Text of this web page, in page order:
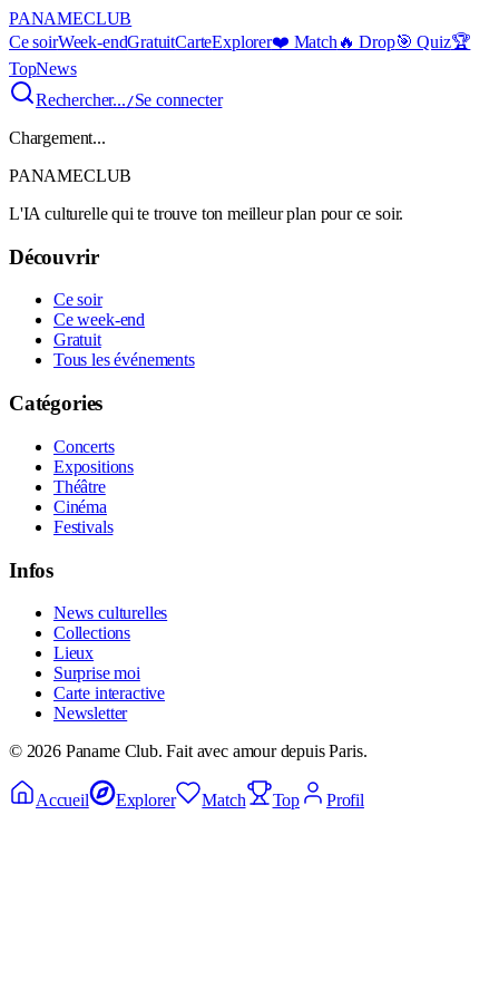
PANAMECLUB
Ce soirWeek-endGratuitCarteExplorer❤️ Match 🔥 Drop🎯 Quiz🏆
TopNews
Rechercher.../Se connecter
Chargement...
PANAMECLUB
L'IA culturelle qui te trouve ton meilleur plan pour ce soir.
Découvrir
Ce soir
Ce week-end
Gratuit
Tous les événements
Catégories
Concerts
Expositions
Théâtre
Cinéma
Festivals
Infos
News culturelles
Collections
Lieux
Surprise moi
Carte interactive
Newsletter
© 2026Paname Club. Fait avec amour depuis Paris.
Accueil Explorer Match Top Profil